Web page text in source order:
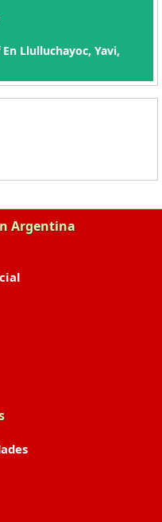
Llulluchayoc, Yavi,
Argentina